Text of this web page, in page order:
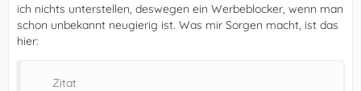
ich nichts unterstellen, deswegen ein Werbeblocker, wenn man
schon unbekannt neugierig ist. Was mir Sorgen macht, ist das
hier:
Zitat